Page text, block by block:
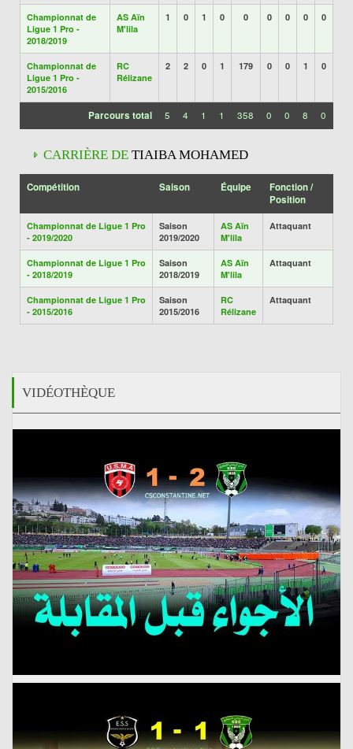
Championnat de
Ligue 1 Pro -
2018/2019
AS Aïn
M'lila
1 0 1 0 0 0 0 0 0
Championnat de
Ligue 1 Pro -
2015/2016
RC
Rélizane
2 2 0 1 179 0 0 1 0
Parcours total 5 4 1 1 358 0 0 8 0
CARRIÈRE DE TIAIBA MOHAMED
Compétition Saison Équipe
Fonction /
Position
Championnat de Ligue 1 Pro
- 2019/2020
Saison
2019/2020
AS Aïn
M'lila
Attaquant
Championnat de Ligue 1 Pro
- 2018/2019
Saison
2018/2019
AS Aïn
M'lila
Attaquant
Championnat de Ligue 1 Pro
- 2015/2016
Saison
2015/2016
RC
Rélizane
Attaquant
VIDÉOTHÈQUE